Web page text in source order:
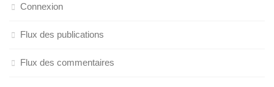
Connexion
Flux des publications
Flux des commentaires